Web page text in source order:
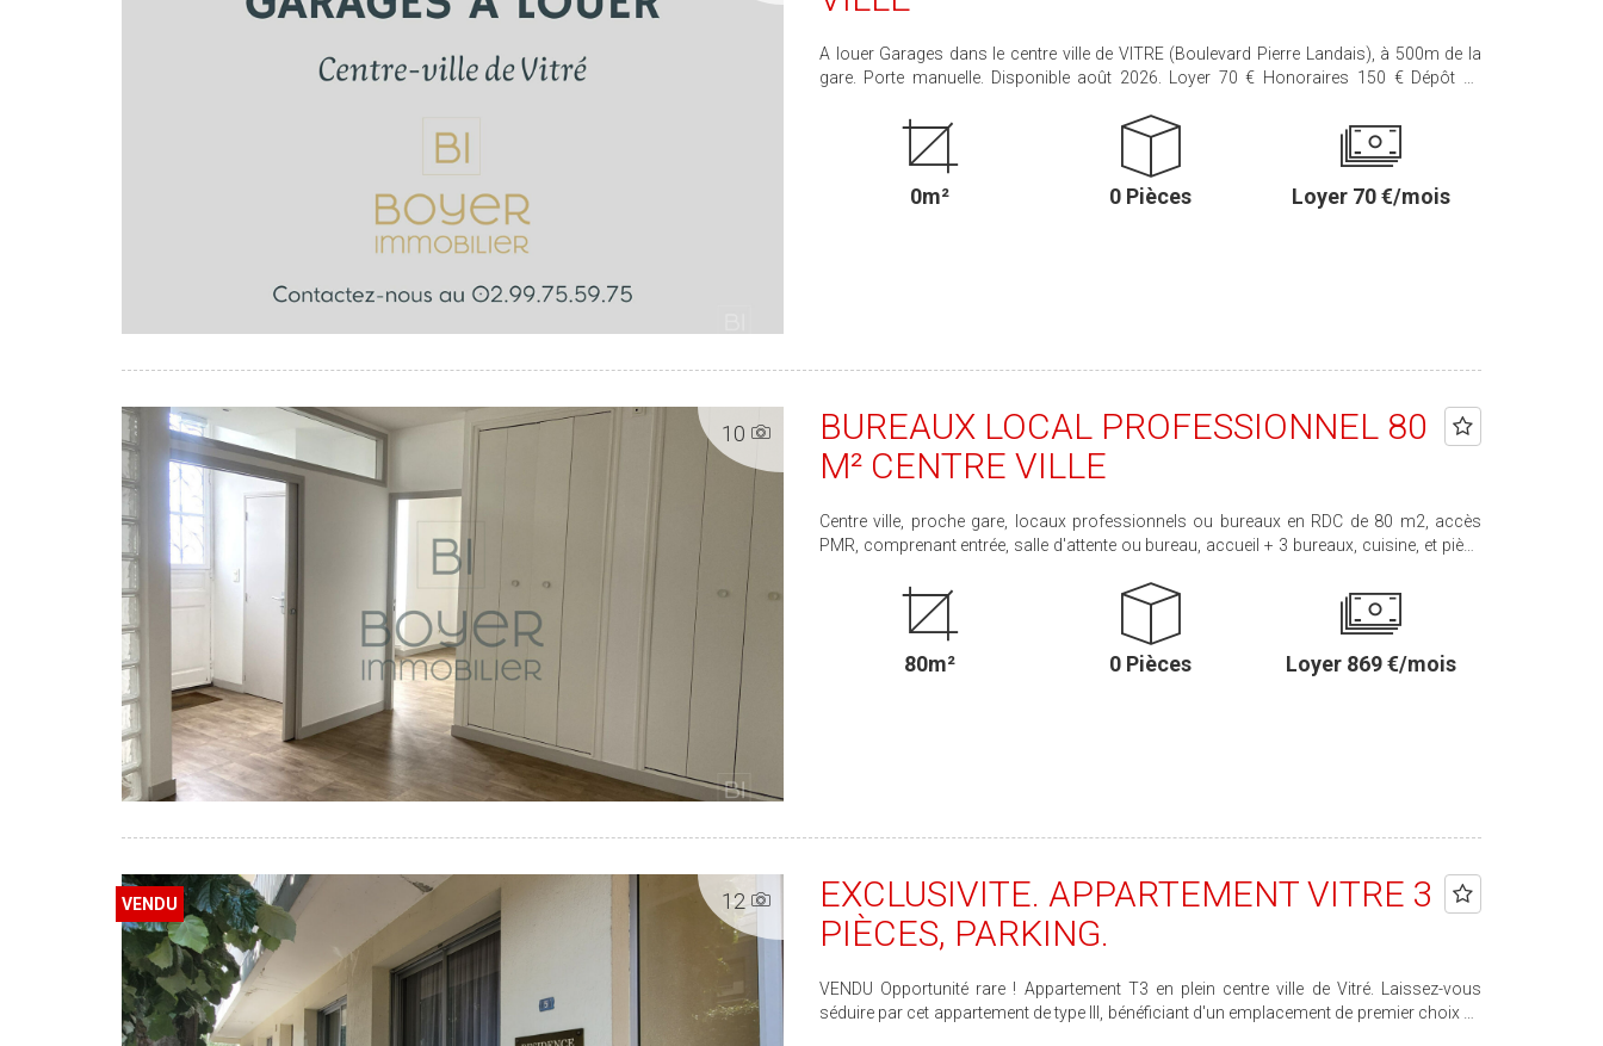
A louer Garages dans le centre ville de VITRE (Boulevard Pierre Landais), à 500m de la
gare. Porte manuelle. Disponible août 2026. Loyer 70 € Honoraires 150 € Dépôt de
0m² 0 Pièces Loyer 70 €/mois
10
BUREAUX LOCAL PROFESSIONNEL 80
M² CENTRE VILLE
Centre ville, proche gare, locaux professionnels ou bureaux en RDC de 80 m2, accès
PMR, comprenant entrée, salle d'attente ou bureau, accueil + 3 bureaux, cuisine, et pièce
de se garer dans la rue. Idéal professionnel de santé ou libéral. Libre de suite. Loyer 784 €
+ Provisions sur charges 85 € (EDF parties communes, taxe foncière et entretien cour
commune). Dépôt de garantie : 1 568 € Honoraires charge loc : 1 354 €
80m² 0 Pièces Loyer 869 €/mois
12
VENDU
EXCLUSIVITE. APPARTEMENT VITRE 3
PIÈCES, PARKING.
VENDU Opportunité rare ! Appartement T3 en plein centre ville de Vitré. Laissez-vous
séduire par cet appartement de type III, bénéficiant d'un emplacement de premier choix en